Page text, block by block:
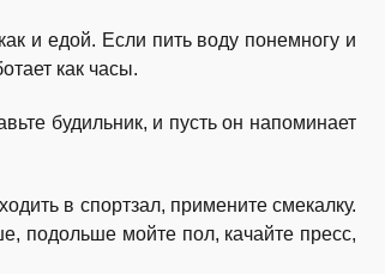
и едой. Если пить воду понемногу и
как часы.
будильник, и пусть он напоминает
в спортзал, примените смекалку.
подольше мойте пол, качайте пресс,